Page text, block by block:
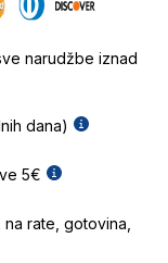
narudžbe iznad
dana)
5€
rate, gotovina,